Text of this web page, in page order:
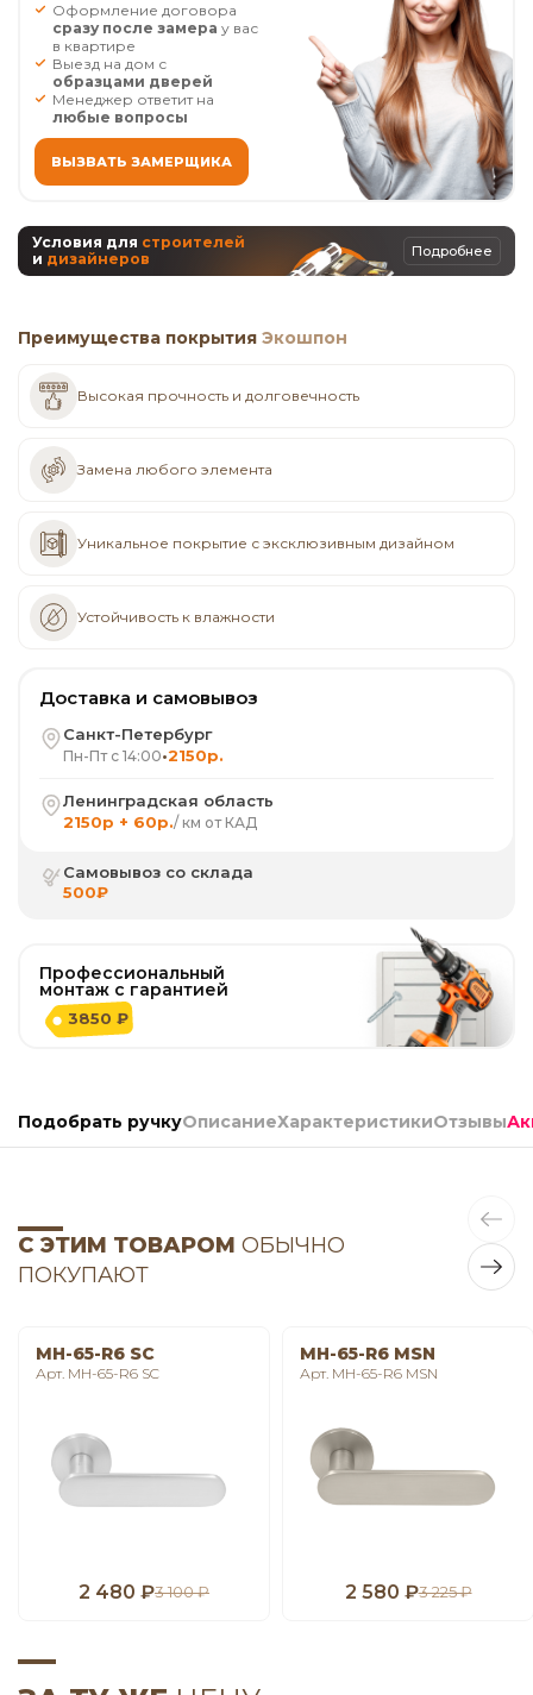
Оформление договора
сразу после замера у вас
в квартире
Выезд на дом с
образцами дверей
Менеджер ответит на
любые вопросы
ВЫЗВАТЬ ЗАМЕРЩИКА
Условия для строителей
и дизайнеров Подробнее
Преимущества покрытия Экошпон
Высокая прочность и долговечность
Замена любого элемента
Уникальное покрытие с эксклюзивным дизайном
Устойчивость к влажности
Доставка и самовывоз
Санкт-Петербург
Пн-Пт с 14:00•2150р.
Ленинградская область
2150р + 60р./ км от КАД
Самовывоз со склада
500₽
Профессиональный
монтаж с гарантией
3850 ₽
Подобрать ручкуОписаниеХарактеристикиОтзывы
С ЭТИМ ТОВАРОМ ОБЫЧНО
ПОКУПАЮТ
MH-65-R6 SC
Арт. MH-65-R6 SC
2 480 ₽3 100 ₽
MH-65-R6 MSN
Арт. MH-65-R6 MSN
2 580 ₽3 225 ₽